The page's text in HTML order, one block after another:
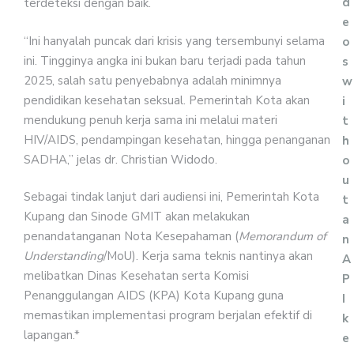
terdeteksi dengan baik.
“Ini hanyalah puncak dari krisis yang tersembunyi selama
ini. Tingginya angka ini bukan baru terjadi pada tahun
2025, salah satu penyebabnya adalah minimnya
pendidikan kesehatan seksual. Pemerintah Kota akan
mendukung penuh kerja sama ini melalui materi
HIV/AIDS, pendampingan kesehatan, hingga penanganan
SADHA,” jelas dr. Christian Widodo.
Sebagai tindak lanjut dari audiensi ini, Pemerintah Kota
Kupang dan Sinode GMIT akan melakukan
penandatanganan Nota Kesepahaman (Memorandum of
Understanding/MoU). Kerja sama teknis nantinya akan
melibatkan Dinas Kesehatan serta Komisi
Penanggulangan AIDS (KPA) Kota Kupang guna
memastikan implementasi program berjalan efektif di
lapangan.*
e
o
s
w
i
t
h
o
u
t
a
n
A
P
I
k
e